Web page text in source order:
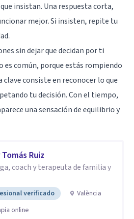
insistan. Una respuesta corta,
mejor. Si insisten, repite tu
sin dejar que decidan por ti
es común, porque estás rompiendo
consiste en reconocer lo que
tu decisión. Con el tiempo,
una sensación de equilibrio y
Ruiz
coach y terapeuta de familia y
verificado
València
online